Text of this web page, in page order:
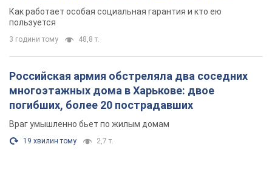
поселился
Как работает особая социальная гарантия и кто ею
пользуется
3 години тому 48,8 т.
Российская армия обстреляла два соседних
многоэтажных дома в Харькове: двое
погибших, более 20 пострадавших
Враг умышленно бьет по жилым домам
19 хвилин тому 2,7 т.